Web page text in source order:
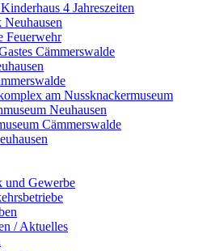
4 Jahreszeiten
Feuerwehr
Cämmerswalde
am Nussknackermuseum
Neuhausen
Cämmerswalde
und Gewerbe
/ Aktuelles